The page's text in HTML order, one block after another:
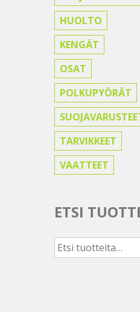
HUOLTO
KENGÄT
OSAT
POLKUPYÖRÄT
TARVIKKEET
VAATTEET
ETSI
Etsi: